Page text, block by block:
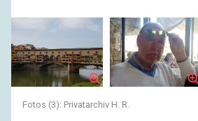
Fotos (3): Privatarchiv H. R.